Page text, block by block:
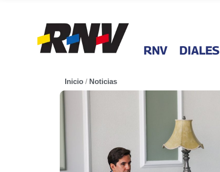
RNV DIALES
Inicio / Noticias